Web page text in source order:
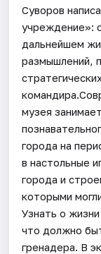
Суворов
учреждение»:
дальнейшем
размышлений,
музея
города на
в настольные
города и
которыми
Узнать о
что должно
гренадера. В